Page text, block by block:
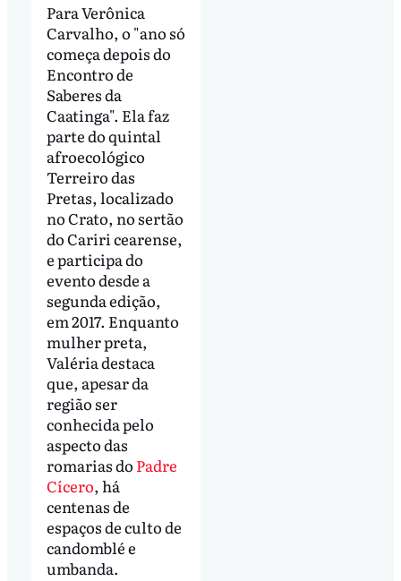
Para Verônica
Carvalho, o "ano só
começa depois do
Encontro de
Saberes da
Caatinga". Ela faz
parte do quintal
afroecológico
Terreiro das
Pretas, localizado
no Crato, no sertão
do Cariri cearense,
e participa do
evento desde a
segunda edição,
em 2017. Enquanto
mulher preta,
Valéria destaca
que, apesar da
região ser
conhecida pelo
aspecto das
romarias do Padre
Cícero, há
centenas de
espaços de culto de
candomblé e
umbanda.